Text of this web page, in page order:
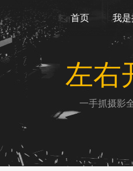
首页 我是
左右
一手抓摄影